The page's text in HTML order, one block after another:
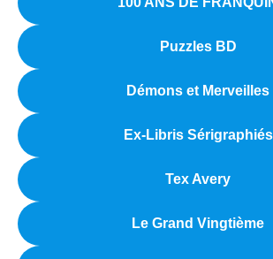
Puzzles BD
Démons et Merveilles
Ex-Libris Sérigraphiés
Tex Avery
Le Grand Vingtième